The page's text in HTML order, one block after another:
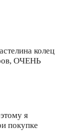
колец
ОЧЕНЬ
я
покупке